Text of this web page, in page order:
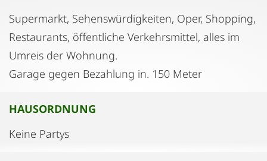
Supermarkt, Sehenswürdigkeiten, Oper, Shopping,
Restaurants, öffentliche Verkehrsmittel, alles im
Umreis der Wohnung.
Garage gegen Bezahlung in. 150 Meter
HAUSORDNUNG
Keine Partys